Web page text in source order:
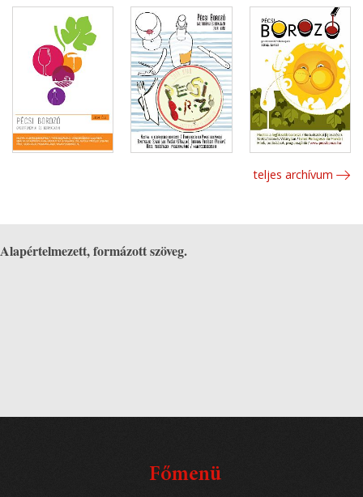
teljes archívum
Alapértelmezett, formázott szöveg.
Főmenü